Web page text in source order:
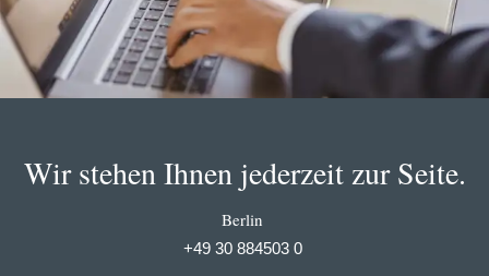
Wir stehen Ihnen jederzeit zur Seite.
Berlin
+49 30 884503 0